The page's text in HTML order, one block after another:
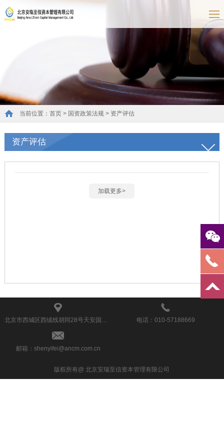
当前位置： 首页> 国资政策法规> 资产评估
资产评估
加载更多>
电话：010-57188669
邮箱：shenyifei@ancm.com.cn
版权所有@ 北京安瑞至信资本管理有限公司